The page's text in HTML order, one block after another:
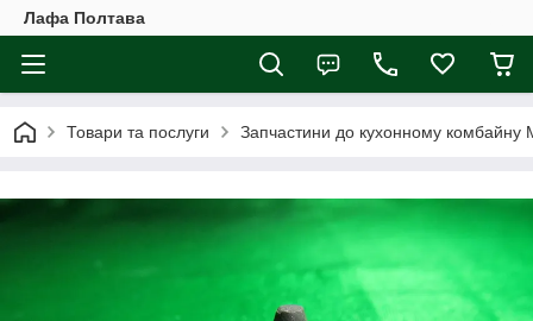
Лафа Полтава
Товари та послуги Запчастини до кухонному комбайну